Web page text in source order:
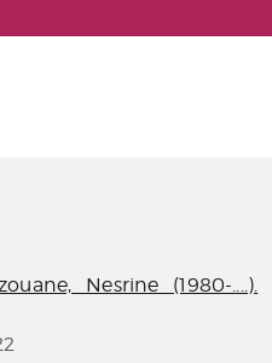
Nesrine (1980-....).